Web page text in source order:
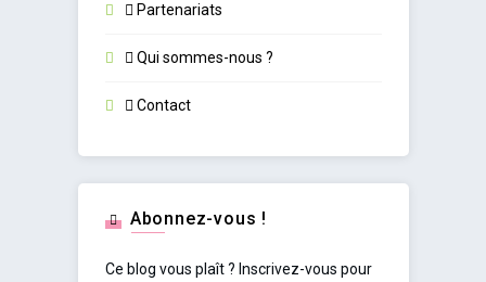
Partenariats
Qui sommes-nous ?
Contact
Abonnez-vous !
Ce blog vous plaît ? Inscrivez-vous pour